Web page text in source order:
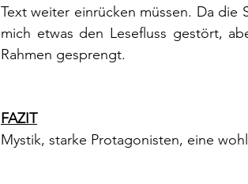
Text weiter einrücken müssen. Da die
mich etwas den Lesefluss gestört,
Rahmen gesprengt.
FAZIT
Mystik, starke Protagonisten, eine